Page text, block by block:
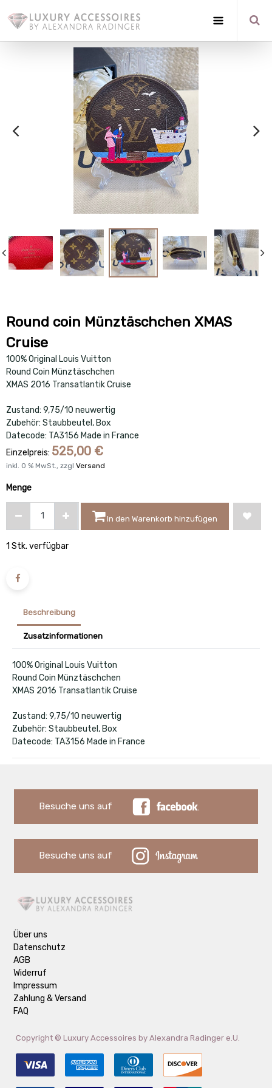
Round coin Münztäschchen XMAS
Cruise
100% Original Louis Vuitton
Round Coin Münztäschchen
XMAS 2016 Transatlantik Cruise
Zustand: 9,75/10 neuwertig
Zubehör: Staubbeutel, Box
Datecode: TA3156 Made in France
Einzelpreis: 525,00 €
inkl. 0 % MwSt., zzgl Versand
Menge
In den Warenkorb hinzufügen
1 Stk. verfügbar
Beschreibung
Zusatzinformationen
100% Original Louis Vuitton
Round Coin Münztäschchen
XMAS 2016 Transatlantik Cruise
Zustand: 9,75/10 neuwertig
Zubehör: Staubbeutel, Box
Datecode: TA3156 Made in France
Besuche uns auf
Besuche uns auf
Über uns
Datenschutz
AGB
Widerruf
Impressum
Zahlung & Versand
FAQ
Copyright © Luxury Accessoires by Alexandra Radinger e.U.